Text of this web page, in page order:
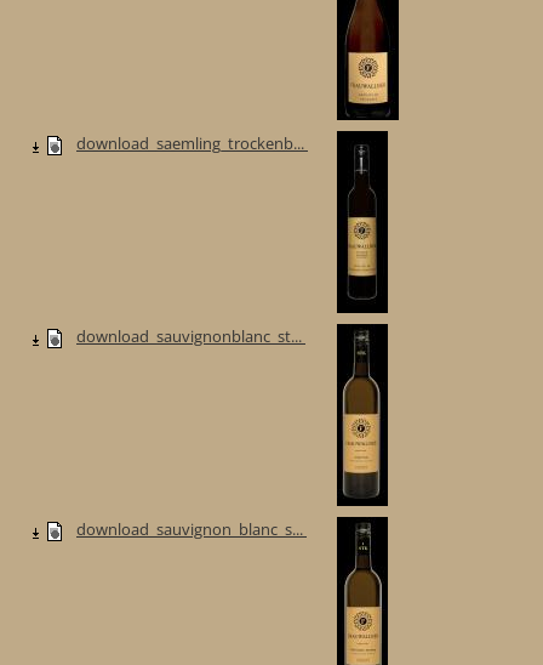
download_saemling_trockenb...
download_sauvignonblanc_st...
download_sauvignon_blanc_s...